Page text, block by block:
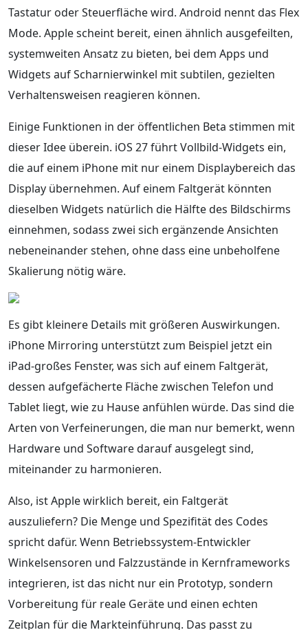
Tastatur oder Steuerfläche wird. Android nennt das Flex
Mode. Apple scheint bereit, einen ähnlich ausgefeilten,
systemweiten Ansatz zu bieten, bei dem Apps und
Widgets auf Scharnierwinkel mit subtilen, gezielten
Verhaltensweisen reagieren können.
Einige Funktionen in der öffentlichen Beta stimmen mit
dieser Idee überein. iOS 27 führt Vollbild-Widgets ein,
die auf einem iPhone mit nur einem Displaybereich das
Display übernehmen. Auf einem Faltgerät könnten
dieselben Widgets natürlich die Hälfte des Bildschirms
einnehmen, sodass zwei sich ergänzende Ansichten
nebeneinander stehen, ohne dass eine unbeholfene
Skalierung nötig wäre.
Es gibt kleinere Details mit größeren Auswirkungen.
iPhone Mirroring unterstützt zum Beispiel jetzt ein
iPad-großes Fenster, was sich auf einem Faltgerät,
dessen aufgefächerte Fläche zwischen Telefon und
Tablet liegt, wie zu Hause anfühlen würde. Das sind die
Arten von Verfeinerungen, die man nur bemerkt, wenn
Hardware und Software darauf ausgelegt sind,
miteinander zu harmonieren.
Also, ist Apple wirklich bereit, ein Faltgerät
auszuliefern? Die Menge und Spezifität des Codes
spricht dafür. Wenn Betriebssystem-Entwickler
Winkelsensoren und Falzzustände in Kernframeworks
integrieren, ist das nicht nur ein Prototyp, sondern
Vorbereitung für reale Geräte und einen echten
Zeitplan für die Markteinführung. Das passt zu